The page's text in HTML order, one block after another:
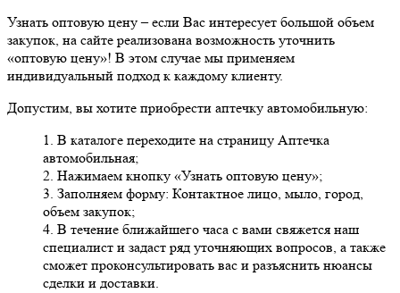
Узнать оптовую цену– если Вас интересует большой объем
закупок, на сайте реализована возможность уточнить
«оптовую цену»! В этом случае мы применяем
индивидуальный подход к каждому клиенту.
Допустим, вы хотите приобрести аптечку автомобильную:
1. В каталоге переходите на страницу Аптечка
автомобильная;
2. Нажимаем кнопку «Узнать оптовую цену»;
3. Заполняем форму: Контактное лицо, мыло, город,
объем закупок;
4. В течение ближайшего часа с вами свяжется наш
специалист и задаст ряд уточняющих вопросов, а также
сможет проконсультировать вас и разъяснить нюансы
сделки и доставки.